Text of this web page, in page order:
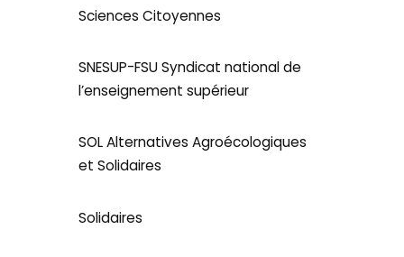
Sciences Citoyennes
SNESUP-FSU Syndicat national de
l’enseignement supérieur
SOL Alternatives Agroécologiques
et Solidaires
Solidaires